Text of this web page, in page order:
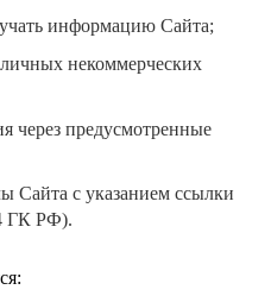
информацию Сайта;
некоммерческих
через предусмотренные
Сайта с указанием ссылки
ГК РФ).